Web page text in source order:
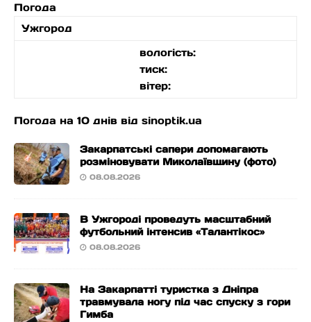
Погода
Ужгород
вологість:
тиск:
вітер:
Погода на 10 днів від sinoptik.ua
Закарпатські сапери допомагають
розміновувати Миколаївщину (фото)
08.08.2026
В Ужгороді проведуть масштабний
футбольний інтенсив «Талантікос»
08.08.2026
На Закарпатті туристка з Дніпра
травмувала ногу під час спуску з гори
Гимба